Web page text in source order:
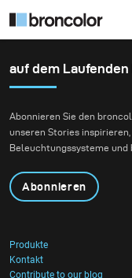
auf dem
Abonnieren Sie den
unseren Stories
Beleuchtungssysteme und
Abonnieren
Produkte
Kontakt
Contribute to our blog